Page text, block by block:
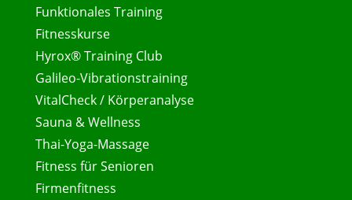
Funktionales Training
Fitnesskurse
Hyrox® Training Club
Galileo-Vibrationstraining
VitalCheck / Körperanalyse
Sauna & Wellness
Thai-Yoga-Massage
Fitness für Senioren
Firmenfitness